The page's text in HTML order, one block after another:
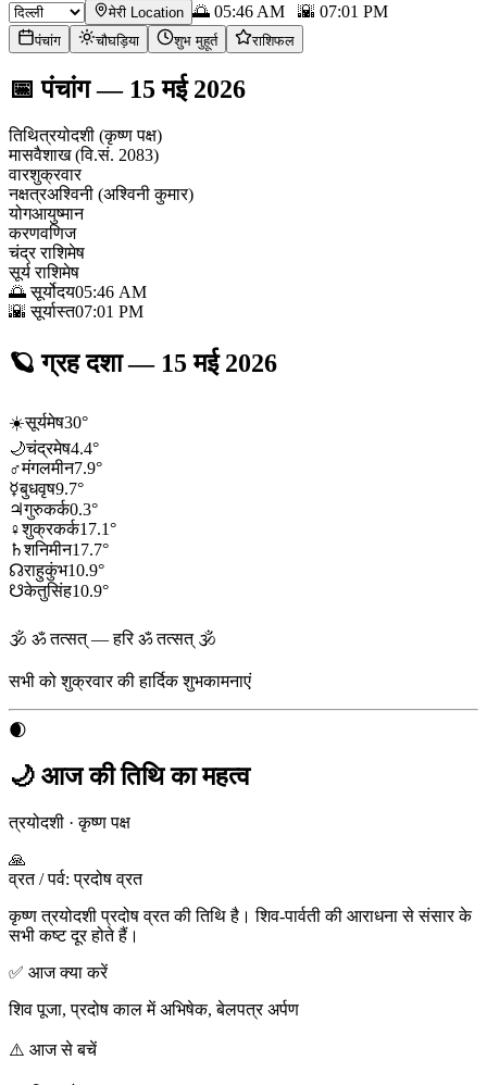
मेरी Location 🌅 05:46 AM 🌇 07:01 PM
पंचांग चौघड़िया शुभ मुहूर्त राशिफल
📅पंचांग— 15 मई 2026
तिथित्रयोदशी (कृष्ण पक्ष)
मासवैशाख (वि.सं. 2083)
वारशुक्रवार
नक्षत्रअश्विनी (अश्विनी कुमार)
योगआयुष्मान
करणवणिज
चंद्र राशिमेष
सूर्य राशिमेष
🌅 सूर्योदय05:46 AM
🌇 सूर्यास्त07:01 PM
🪐ग्रह दशा— 15 मई 2026
☀️सूर्यमेष30°
🌙चंद्रमेष4.4°
♂मंगलमीन7.9°
☿बुधवृष9.7°
♃गुरुकर्क0.3°
♀शुक्रकर्क17.1°
♄शनिमीन17.7°
☊राहुकुंभ10.9°
☋केतुसिंह10.9°
🕉 ॐ तत्सत् — हरि ॐ तत्सत् 🕉
सभी को शुक्रवार की हार्दिक शुभकामनाएं
🌒
🌙 आज की तिथि का महत्व
त्रयोदशी ·कृष्ण पक्ष
🙏
व्रत / पर्व:प्रदोष व्रत
कृष्ण त्रयोदशी प्रदोष व्रत की तिथि है। शिव-पार्वती की आराधना से संसार के
सभी कष्ट दूर होते हैं।
✅ आज क्या करें
शिव पूजा, प्रदोष काल में अभिषेक, बेलपत्र अर्पण
⚠️ आज से बचें